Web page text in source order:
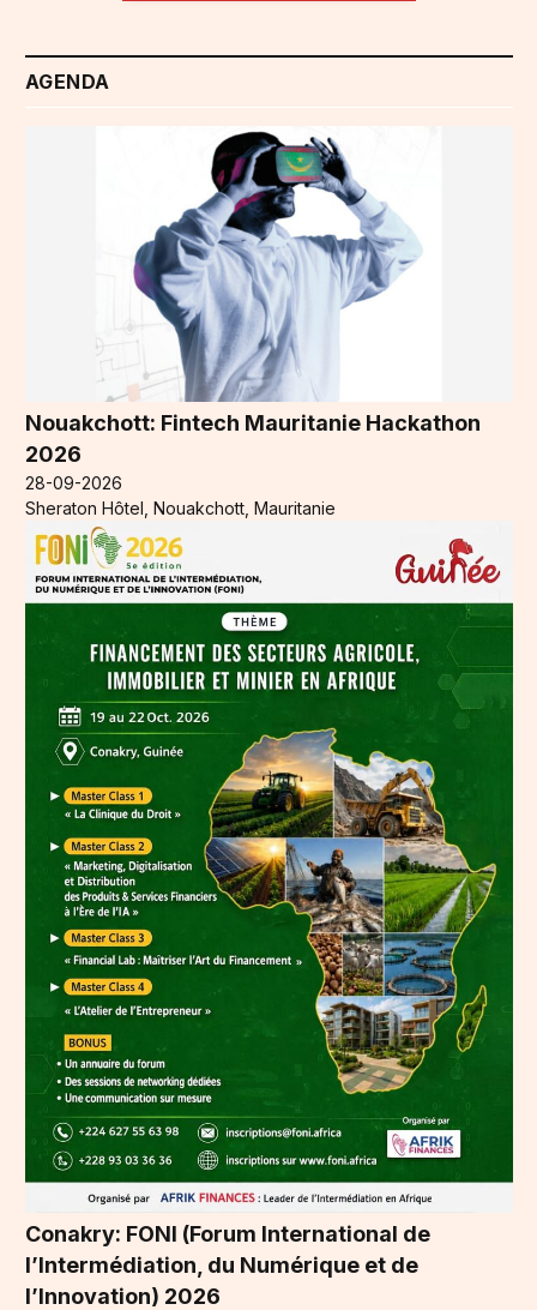
AGENDA
Nouakchott: Fintech Mauritanie Hackathon
2026
28-09-2026
Sheraton Hôtel, Nouakchott, Mauritanie
Conakry: FONI (Forum International de
l’Intermédiation, du Numérique et de
l’Innovation) 2026